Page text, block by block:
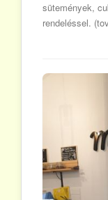
sütemények,
rendeléssel.